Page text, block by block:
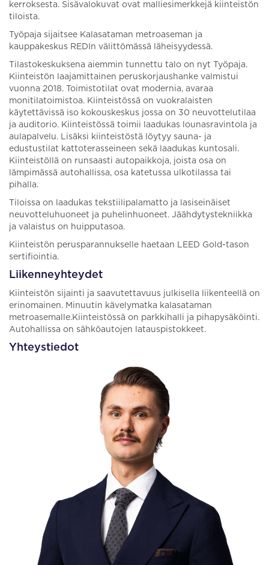
kerroksesta. Sisävalokuvat ovat malliesimerkkejä kiinteistön
tiloista.
Työpaja sijaitsee Kalasataman metroaseman ja
kauppakeskus REDIn välittömässä läheisyydessä.
Tilastokeskuksena aiemmin tunnettu talo on nyt Työpaja.
Kiinteistön laajamittainen peruskorjaushanke valmistui
vuonna 2018. Toimistotilat ovat modernia, avaraa
monitilatoimistoa. Kiinteistössä on vuokralaisten
käytettävissä iso kokouskeskus jossa on 30 neuvottelutilaa
ja auditorio. Kiinteistössä toimii laadukas lounasravintola ja
aulapalvelu. Lisäksi kiinteistöstä löytyy sauna- ja
edustustilat kattoterasseineen sekä laadukas kuntosali.
Kiinteistöllä on runsaasti autopaikkoja, joista osa on
lämpimässä autohallissa, osa katetussa ulkotilassa tai
pihalla.
Tiloissa on laadukas tekstiilipalamatto ja lasiseinäiset
neuvotteluhuoneet ja puhelinhuoneet. Jäähdytystekniikka
ja valaistus on huipputasoa.
Kiinteistön perusparannukselle haetaan LEED Gold-tason
sertifiointia.
Liikenneyhteydet
Kiinteistön sijainti ja saavutettavuus julkisella liikenteellä on
erinomainen. Minuutin kävelymatka kalasataman
metroasemalle.Kiinteistössä on parkkihalli ja pihapysäköinti.
Autohallissa on sähköautojen latauspistokkeet.
Yhteystiedot